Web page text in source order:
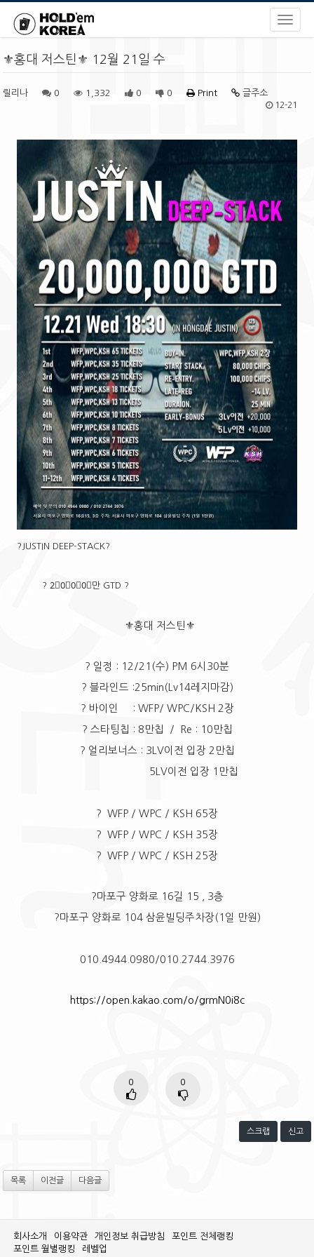
⚜홍대 저스틴⚜ 12월 21일 수
릴리나 0 1,332 0 0 Print 글주소
12-21
?JUSTIN DEEP-STACK?
? 2⃣0⃣0⃣0⃣만 GTD ?
⚜홍대 저스틴⚜
? 일정 : 12/21(수) PM 6시30분
? 블라인드 :25min(Lv14레지마감)
? 바이인 : WFP/ WPC/KSH 2장
? 스타팅칩 : 8만칩 / Re : 10만칩
? 얼리보너스 : 3LV이전 입장 2만칩
5LV이전 입장 1만칩
? WFP / WPC / KSH 65장
? WFP / WPC / KSH 35장
? WFP / WPC / KSH 25장
?마포구 양화로 16길 15 , 3층
?마포구 양화로 104 삼윤빌딩주차장(1일 만원)
010.4944.0980/010.2744.3976
https://open.kakao.com/o/grmN0i8c
0 0
스크랩 신고
목록 이전글 다음글
회사소개 이용약관 개인정보 취급방침
포인트 전체랭킹
포인트 월별랭킹
레벨업